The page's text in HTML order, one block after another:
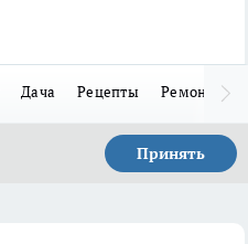
Дача Рецепты Ремонт
Принять